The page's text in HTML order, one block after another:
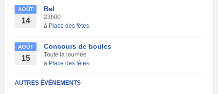
AOÛT
14
Bal
23h00
à Place des fêtes
AOÛT
15
Concours de boules
Toute la journée
à Place des fêtes
AUTRES ÉVÉNEMENTS